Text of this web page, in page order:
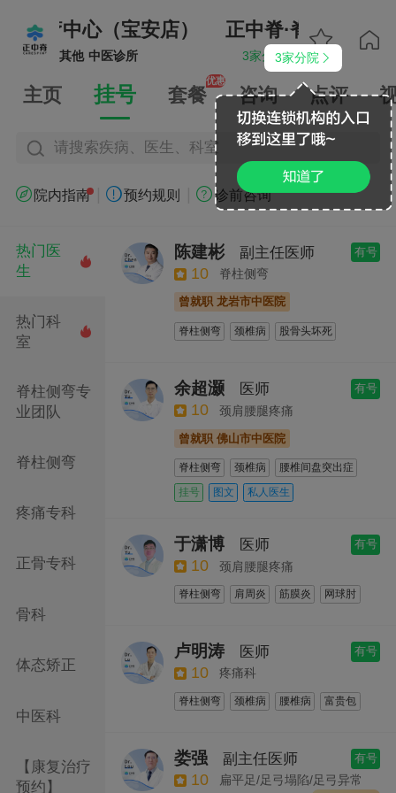
诊疗中心（宝安店） 正中脊·脊柱专科诊
其他 中医诊所 3家分院 
 
3家分院 
主页 挂号 套餐
优惠
咨询 点评
请搜索疾病、医生、科室
 院内指南 预约规则 诊前咨询
热门医
生

热门科
室

脊柱侧弯专
业团队
脊柱侧弯
疼痛专科
正骨专科
骨科
体态矫正
中医科
【康复治疗
预约】
陈建彬 副主任医师 有号
10 脊柱侧弯
曾就职 龙岩市中医院
脊柱侧弯 颈椎病
股骨头坏死
颈椎病推拿治疗
腰椎间突出推拿治疗
颈椎病针灸治疗
腰椎间盘突出症针灸治疗
余超灏 医师 有号
10 颈肩腰腿疼痛
曾就职 佛山市中医院
脊柱侧弯 颈椎病
腰椎间盘突出症
肩周炎
运动损伤 腱鞘炎
骨盆倾斜
筋膜炎
驼背 平足症
骨科名医看诊
脊柱侧弯的保守治疗
产后塑形
腰椎间突出推拿治疗
盆底肌修复&盆底肌检查
正骨
颈椎病推拿治疗
挂号 图文 私人医生
于潇博 医师 有号
10 颈肩腰腿疼痛
脊柱侧弯 肩周炎 筋膜炎
网球肘
卢明涛 医师 有号
10 疼痛科
脊柱侧弯 颈椎病 腰椎病
富贵包
骨盆前倾
关节痛 关节炎
韧带损伤
头痛
骨科名医看诊
娄强 副主任医师 有号
10 扁平足/足弓塌陷/足弓异常